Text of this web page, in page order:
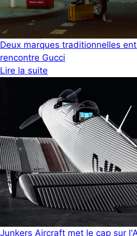
Deux marques traditionnelles
rencontre Gucci
Lire la suite
Junkers Aircraft met le cap sur